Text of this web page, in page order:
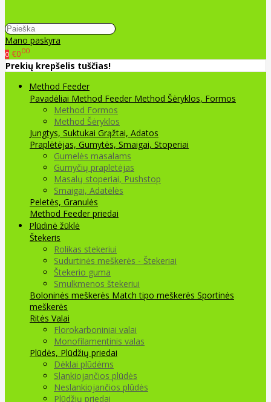
Mano paskyra
0 €000
Prekių krepšelis tuščias!
Method Feeder
Pavadėliai Method Feeder Method Šėryklos, Formos
Method Formos
Method Šėryklos
Jungtys, Suktukai Grąžtai, Adatos
Praplėtėjas, Gumytės, Smaigai, Stoperiai
Gumelės masalams
Gumyčių prapletėjas
Masalų stoperiai, Pushstop
Smaigai, Adatėlės
Peletės, Granulės
Method Feeder priedai
Plūdinė žūklė
Štekeris
Rolikas stekeriui
Sudurtinės meškerės - Štekeriai
Štekerio guma
Smulkmenos štekeriui
Boloninės meškerės Match tipo meškerės Sportinės
meškerės
Ritės Valai
Florokarboniniai valai
Monofilamentinis valas
Plūdės, Plūdžių priedai
Dėklai plūdėms
Slankiojančios plūdės
Neslankiojančios plūdės
Plūdžių priedai